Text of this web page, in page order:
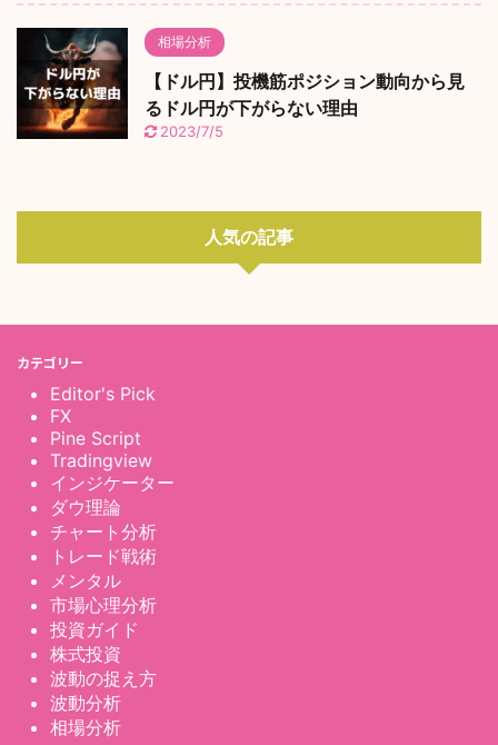
相場分析
【ドル円】投機筋ポジション動向から見
るドル円が下がらない理由
2023/7/5
人気の記事
カテゴリー
Editor's Pick
FX
Pine Script
Tradingview
インジケーター
ダウ理論
チャート分析
トレード戦術
メンタル
市場心理分析
投資ガイド
株式投資
波動の捉え方
波動分析
相場分析